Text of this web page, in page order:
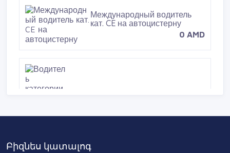
Международный водитель
кат. CE на автоцистерну
0 AMD
Բիզնես կատալոգ